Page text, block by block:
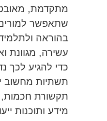
מתקדמת,
שתאפשר
בהוראה
עשירה, מגוונת
כדי להגיע לכך
תשתיות מחשוב
תקשורת
מידע ותוכנות